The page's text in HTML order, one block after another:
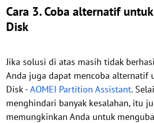
Cara 3. Coba alternatif
Disk
Jika solusi di atas masih tidak
Anda juga dapat mencoba alternatif
Disk -AOMEI Partition Assistant.
menghindari banyak kesalahan, itu
memungkinkan Anda untuk